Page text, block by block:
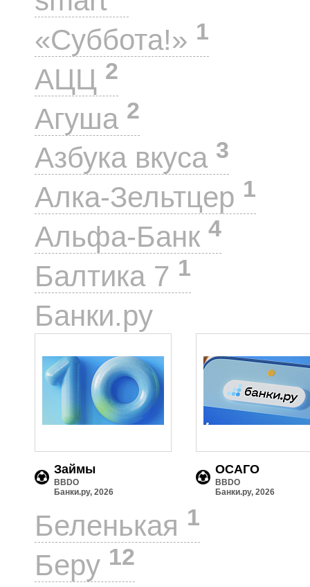
«Суббота!» 1
АЦЦ 2
Агуша 2
Азбука вкуса 3
Алка-Зельтцер 1
Альфа-Банк 4
Балтика 7 1
Банки.ру
Займы
BBDO
Банки.ру, 2026
ОСАГО
BBDO
Банки.ру, 2026
Беленькая 1
Беру 12